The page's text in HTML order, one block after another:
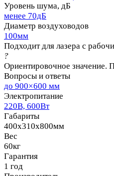
Уровень шума, дБ
менее 70дБ
Диаметр воздуховодов
100мм
Подходит для лазера с
?
Ориентировочное значение.
Вопросы и ответы
до 900×600 мм
Электропитание
220В, 600Вт
Габариты
400x310x800мм
Вес
60кг
Гарантия
1 год